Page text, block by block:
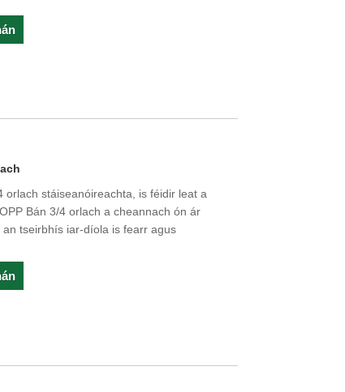
stáiseanóireachta, is féidir leat a
Bán 3/4 orlach a cheannach ón ár
tseirbhís iar-díola is fearr agus